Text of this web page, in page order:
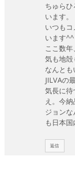
ちゅら
います。
いつも
います^^
ここ数
気も地
なんとも
JILVAの
気長に
え。今
ジョン
も日本
返信